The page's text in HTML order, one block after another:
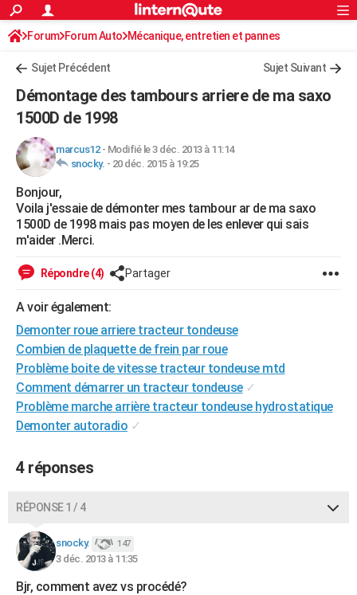
ACTUALITÉS
Politique
Société
Faits Divers
Education
Monde
Villes
+
Programme TV
TNTStreaming
Cinéma
Sorties cinéma
Musique
+FINANCE
Retraite
Impôts
Epargne
Immobilier
Risques naturels par ville
Banque
Assurance
Crédit
AUTO
Essais
Réserver un essai
Citadines
Berlines
SUV
Forum auto
HIGH-TECH
Mobiles
Meilleur smartphone
Internet
Ordinateurs
Jeux vidéo
Guide high-tech
+BRICOLAGE
Forum
Aménagement intérieur
Extérieur
Cuisine
Salle de bains
Jardinage
Rangement
WEEK-END
Guides de France
Escapades
Patrimoine
Expositions
Musées
Week-end nature
LIFESTYLE
Art de vivre
Bien-être
Loisirs
Mode
Modes de vie
SANTE
Alimentation
Guide de la santé
Maladies
Médicaments
Sommeil
VOYAGE
Destinations
City break
Voyage nature
Voyage de noces
Forum
Climat
+PHOTO
GUIDES D'ACHAT
CARTE DE VOEUX
Carte de Noël
Carte Bonne année
Carte Saint-Valentin
Carte Pâques
Carte d'anniversaire
DICTIONNAIRE
Dictionnaire
Biographies
Citations
Expressions
Proverbes
PROGRAMME TV
COPAINS D'AVANT
Rechercher
S'inscrire
Connexion
Forum Forum Auto Mécanique, entretien et pannes
Sujet Précédent Sujet Suivant
Démontage des tambours arriere de ma saxo
1500D de 1998
marcus12- Modifié le 3 déc. 2013 à 11:14
snocky. - 20 déc. 2015 à 19:25
Bonjour,
Voila j'essaie de démonter mes tambour ar de ma saxo
1500D de 1998 mais pas moyen de les enlever qui sais
m'aider .Merci.
Répondre (4) Partager
A voir également:
Demonter roue arriere tracteur tondeuse
Combien de plaquette de frein par roue
Problème boite de vitesse tracteur tondeuse mtd
Comment démarrer un tracteur tondeuse ✓
Problème marche arrière tracteur tondeuse hydrostatique
Demonter autoradio ✓
4 réponses
RÉPONSE 1 / 4
snocky. 147
3 déc. 2013 à 11:35
Bjr, comment avez vs procédé?